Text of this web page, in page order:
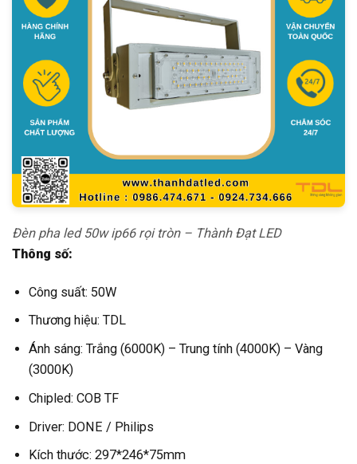
Đèn pha led 50w ip66 rọi tròn – Thành Đạt LED
Thông số:
Công suất: 50W
Thương hiệu: TDL
Ánh sáng: Trắng (6000K) – Trung tính (4000K) – Vàng
(3000K)
Chipled: COB TF
Driver: DONE / Philips
Kích thước: 297*246*75mm